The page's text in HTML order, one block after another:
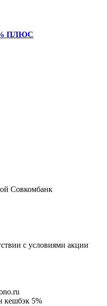
% ПЛЮС
Совкомбанк
с условиями акции
кешбэк 5%